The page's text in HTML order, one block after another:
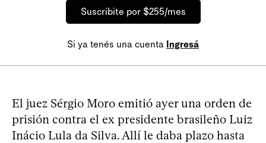
Suscribite por $255/mes
Si ya tenés una cuenta Ingresá
El juez Sérgio Moro emitió ayer una orden de
prisión contra el ex presidente brasileño Luiz
Inácio Lula da Silva. Allí le daba plazo hasta